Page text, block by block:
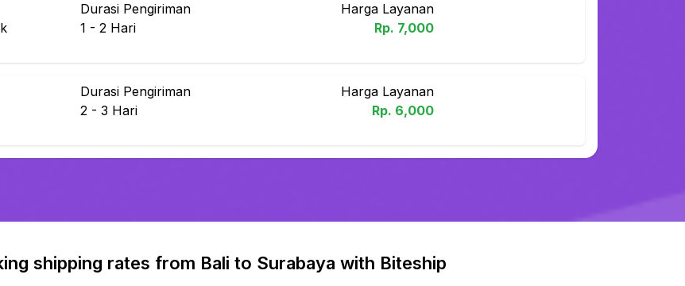
Durasi Pengiriman
1 - 2 Hari
Harga Layanan
Rp. 7,000
Durasi Pengiriman
2 - 3 Hari
Harga Layanan
Rp. 6,000
shipping rates from Bali to Surabaya with Biteship